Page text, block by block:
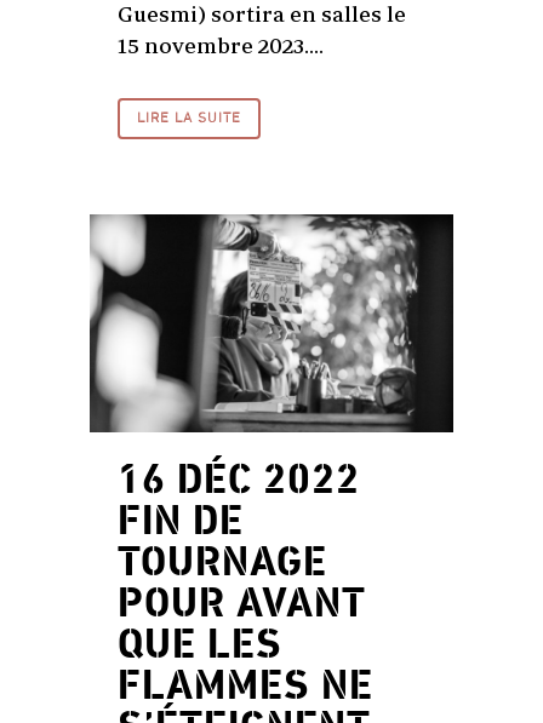
Guesmi) sortira en salles le
15 novembre 2023....
LIRE LA SUITE
16 DÉC 2022
FIN DE
TOURNAGE
POUR AVANT
QUE LES
FLAMMES NE